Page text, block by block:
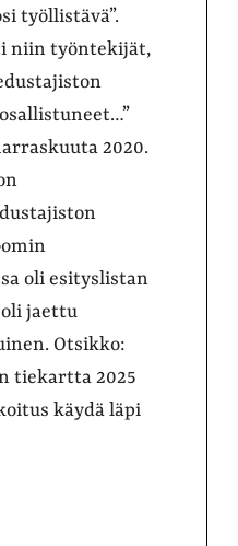
työllistävä”.
niin työntekijät,
2020.
oli esityslistan
oli jaettu
Otsikko:
tiekartta 2025
käydä läpi